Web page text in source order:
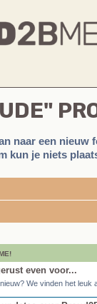
naar een
kun je niets
even voor...
We vinden het leuk